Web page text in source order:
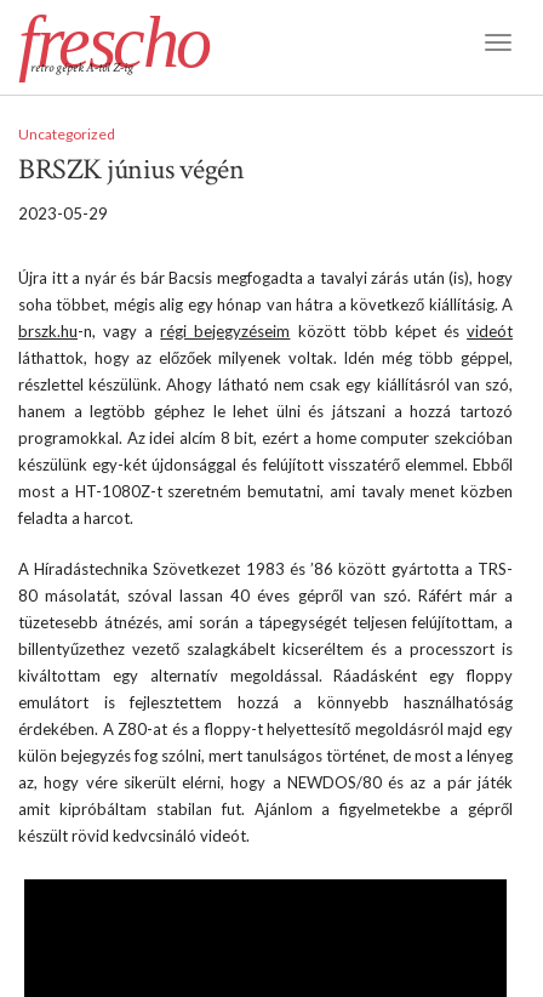
frescho
retro gépek A-tól Z-ig
Uncategorized
BRSZK június végén
2023-05-29
Újra itt a nyár és bár Bacsis megfogadta a tavalyi zárás után (is), hogy
soha többet, mégis alig egy hónap van hátra a következő kiállításig. A
brszk.hu-n, vagy arégi bejegyzéseim között több képet ésvideót
láthattok, hogy az előzőek milyenek voltak. Idén még több géppel,
részlettel készülünk. Ahogy látható nem csak egy kiállításról van szó,
hanem a legtöbb géphez le lehet ülni és játszani a hozzá tartozó
programokkal. Az idei alcím 8 bit, ezért a home computer szekcióban
készülünk egy-két újdonsággal és felújított visszatérő elemmel. Ebből
most a HT-1080Z-t szeretném bemutatni, ami tavaly menet közben
feladta a harcot.
A Híradástechnika Szövetkezet 1983 és ’86 között gyártotta a TRS-
80 másolatát, szóval lassan 40 éves gépről van szó. Ráfért már a
tüzetesebb átnézés, ami során a tápegységét teljesen felújítottam, a
billentyűzethez vezető szalagkábelt kicseréltem és a processzort is
kiváltottam egy alternatív megoldással. Ráadásként egy floppy
emulátort is fejlesztettem hozzá a könnyebb használhatóság
érdekében. A Z80-at és a floppy-t helyettesítő megoldásról majd egy
külön bejegyzés fog szólni, mert tanulságos történet, de most a lényeg
az, hogy vére sikerült elérni, hogy a NEWDOS/80 és az a pár játék
amit kipróbáltam stabilan fut. Ajánlom a figyelmetekbe a gépről
készült rövid kedvcsináló videót.